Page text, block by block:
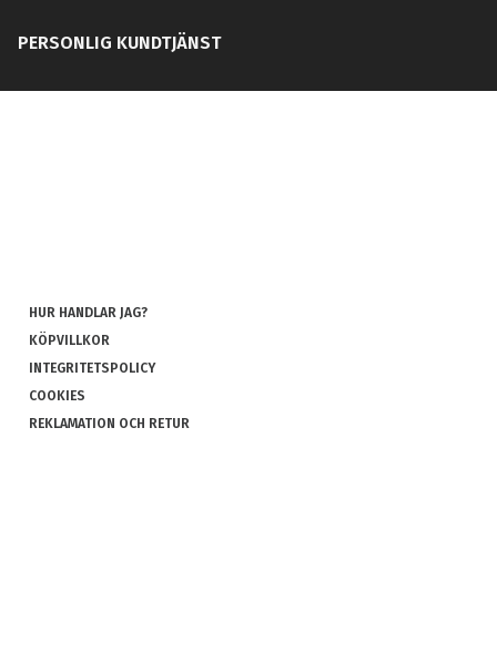
PERSONLIG KUNDTJÄNST
HUR HANDLAR JAG?
KÖPVILLKOR
INTEGRITETSPOLICY
COOKIES
REKLAMATION OCH RETUR